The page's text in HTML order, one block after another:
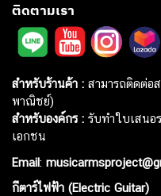
ติดตามเรา
สำหรับร้านค้า : สามารถติดต่อ
พาณิชย์)
สำหรับองค์กร : รับทำใบเสนอ
เอกชน
Email:
กีตาร์ไฟฟ้า (Electric Guitar)